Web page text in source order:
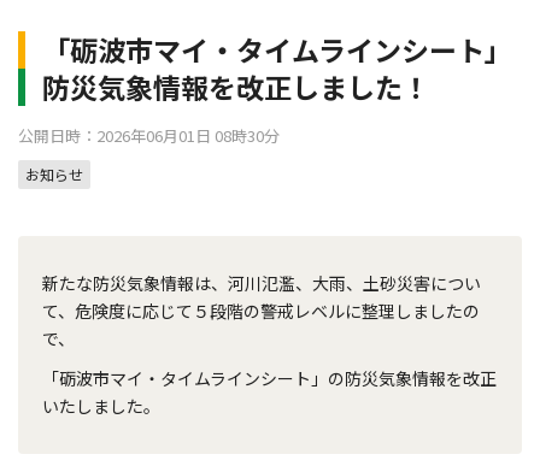
「砺波市マイ・タイムラインシート」
防災気象情報を改正しました！
公開日時：2026年06月01日 08時30分
お知らせ
新たな防災気象情報は、河川氾濫、大雨、土砂災害につい
て、危険度に応じて５段階の警戒レベルに整理しましたの
で、
「砺波市マイ・タイムラインシート」の防災気象情報を改正
いたしました。